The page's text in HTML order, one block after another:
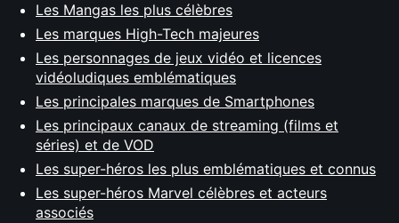
Les Mangas les plus célèbres
Les marques High-Tech majeures
Les personnages de jeux vidéo et licences
vidéoludiques emblématiques
Les principales marques de Smartphones
Les principaux canaux de streaming (films et
séries) et de VOD
Les super-héros les plus emblématiques et connus
Les super-héros Marvel célèbres et acteurs
associés